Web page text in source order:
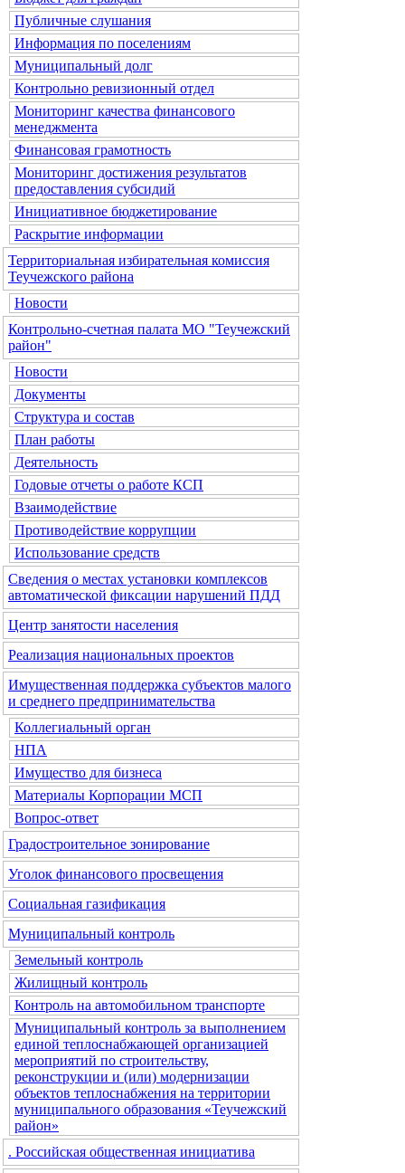
Публичные слушания
Информация по поселениям
Муниципальный долг
Контрольно ревизионный отдел
Мониторинг качества финансового
менеджмента
Финансовая грамотность
Мониторинг достижения результатов
предоставления субсидий
Инициативное бюджетирование
Раскрытие информации
Территориальная избирательная комиссия
Теучежского района
Новости
Контрольно-счетная палата МО "Теучежский
район"
Новости
Документы
Структура и состав
План работы
Деятельность
Годовые отчеты о работе КСП
Взаимодействие
Противодействие коррупции
Использование средств
Сведения о местах установки комплексов
автоматической фиксации нарушений ПДД
Центр занятости населения
Реализация национальных проектов
Имущественная поддержка субъектов малого
и среднего предпринимательства
Коллегиальный орган
НПА
Имущество для бизнеса
Материалы Корпорации МСП
Вопрос-ответ
Градостроительное зонирование
Уголок финансового просвещения
Социальная газификация
Муниципальный контроль
Земельный контроль
Жилищный контроль
Контроль на автомобильном транспорте
Муниципальный контроль за выполнением
единой теплоснабжающей организацией
мероприятий по строительству,
реконструкции и (или) модернизации
объектов теплоснабжения на территории
муниципального образования «Теучежский
район»
. Российская общественная инициатива